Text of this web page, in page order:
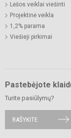
Lėšos veiklai viešinti
Projektinė veikla
1,2% parama
Viešieji pirkimai
Pastebėjote
Turite pasiūlymų?
RAŠYKITE